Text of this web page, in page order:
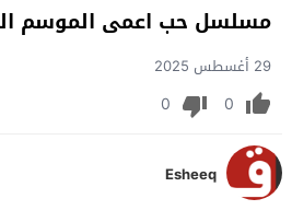
مسلسل حب اعمى الموسم
29 أغسطس 2025
0
0
Esheeq